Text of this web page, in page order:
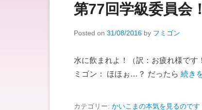
第77回学級委員会
Posted on 31/08/2016 by フミゴン
水に飲まれよ！（訳：お疲れ様で
ミゴン： ほほぉ…？ だったら 続き
カテゴリー: かいこまの本気を見るのです